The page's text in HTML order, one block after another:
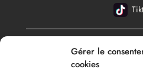
Gérer le
cookies